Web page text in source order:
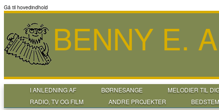
Gå til hovedindhold
BENNY E.
I ANLEDNING AF BØRNESANGE
MELODIER TIL
RADIO, TV OG FILM
ANDRE PROJEKTER